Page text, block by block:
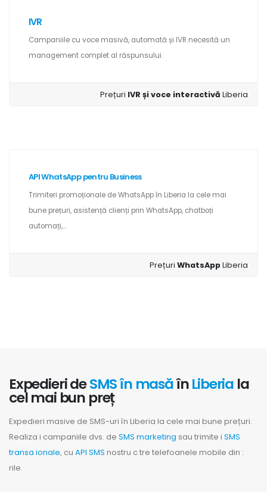
IVR
Campaniile cu voce masivă, automată și IVR necesită un
management complet al răspunsului.
Prețuri IVR și voce interactivăLiberia
API WhatsApp pentru Business
Trimiteri promoționale de WhatsApp în Liberia la cele mai
bune prețuri, asistență clienți prin WhatsApp, chatboți
automați,...
PrețuriWhatsAppLiberia
Expedieri deSMS în masăînLiberia la
cel mai bun preț
Expedieri masive de SMS-uri în Liberia la cele mai bune prețuri.
Realiza i campaniile dvs. de SMS marketing sau trimite i SMS
transa ionale, cu API SMS nostru c tre telefoanele mobile din :
rile.